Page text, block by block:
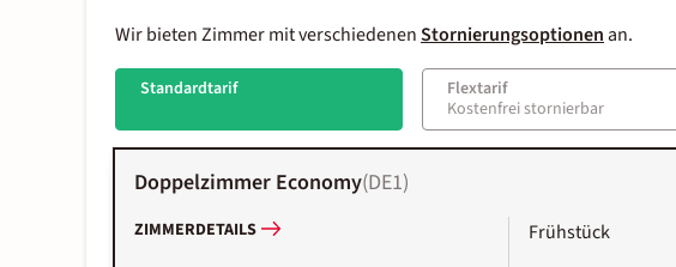
Wir bieten Zimmer mit verschiedenenStornierungsoptionenan.
Standardtarif
Flextarif
Kostenfrei stornierbar
Doppelzimmer Economy(DE1)
ZIMMERDETAILS Frühstück